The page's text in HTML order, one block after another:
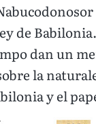
de Babilonia.
dan un
la
y el